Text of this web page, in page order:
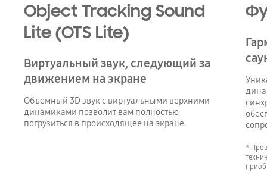
Object Tracking Sound
Lite (OTS Lite)
Виртуальный звук, следующий за
движением на экране
Объемный 3D звук с виртуальными верхними
динамиками позволит вам полностью
погрузиться в происходящее на экране.
*